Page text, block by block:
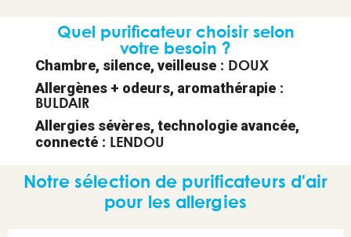
Quel purificateur choisir selon
votre besoin ?
Chambre, silence, veilleuse : DOUX
Allergènes + odeurs, aromathérapie :
BULDAIR
Allergies sévères, technologie avancée,
connecté : LENDOU
Notre sélection de purificateurs d'air
pour les allergies